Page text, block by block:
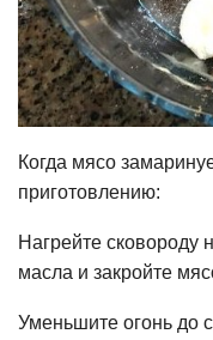
Когда мясо
приготовлению:
Нагрейте сковороду
масла и закройте
Уменьшите огонь до